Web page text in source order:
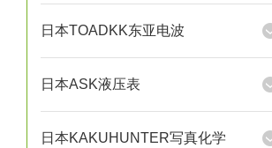
日本TOADKK东亚电波
日本ASK液压表
日本KAKUHUNTER写真化学